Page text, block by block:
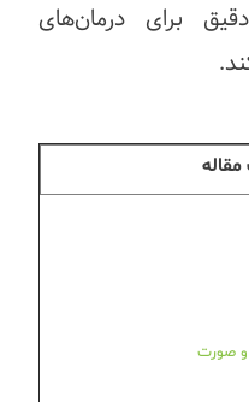
برای درمان‌های